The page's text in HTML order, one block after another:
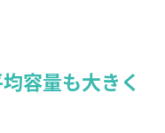
容量も大きく